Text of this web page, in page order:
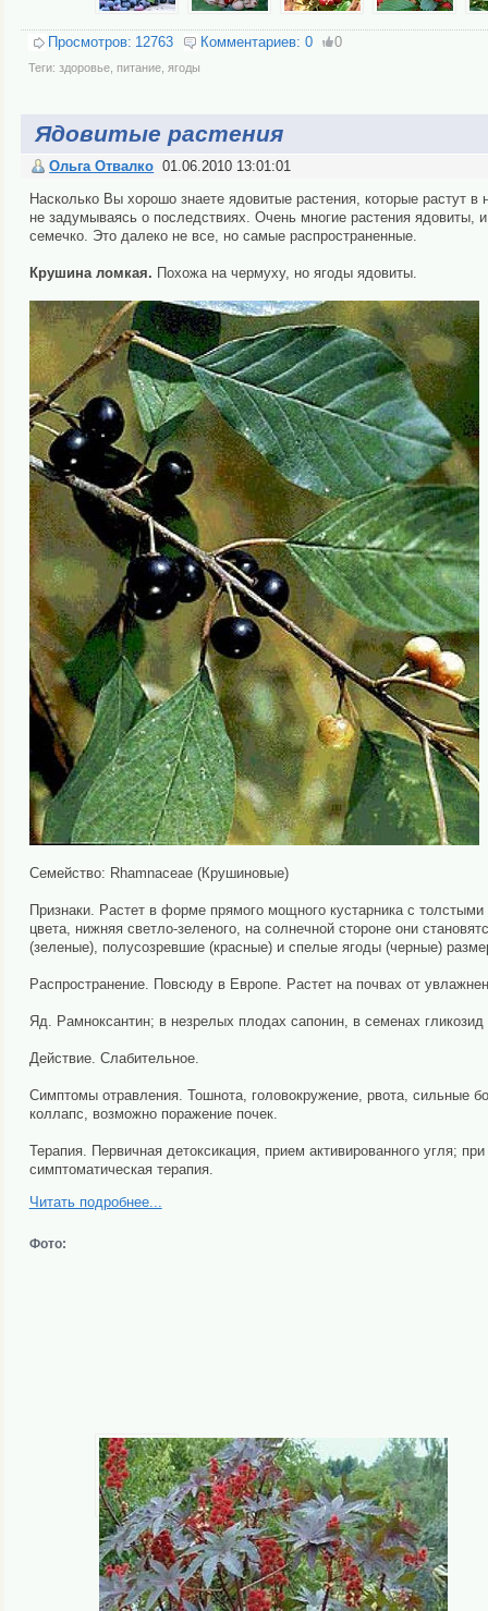
Просмотров: 12763 Комментариев: 0 0
Теги: здоровье, питание, ягоды
Ядовитые растения
Ольга Отвалко 01.06.2010 13:01:01
Насколько Вы хорошо знаете ядовитые растения, которые растут
не задумываясь о последствиях. Очень многие растения ядовиты,
семечко. Это далеко не все, но самые распространенные.
Крушина ломкая. Похожа на чермуху, но ягоды ядовиты.
Семейство: Rhamnaceae (Крушиновые)
Признаки. Растет в форме прямого мощного кустарника с
цвета, нижняя светло-зеленого, на солнечной стороне они
(зеленые), полусозревшие (красные) и спелые ягоды (черные)
Распространение. Повсюду в Европе. Растет на почвах от
Яд. Рамноксантин; в незрелых плодах сапонин, в семенах
Действие. Слабительное.
Симптомы отравления. Тошнота, головокружение, рвота, сильные
коллапс, возможно поражение почек.
Терапия. Первичная детоксикация, прием активированного угля;
симптоматическая терапия.
Читать подробнее...
Фото: